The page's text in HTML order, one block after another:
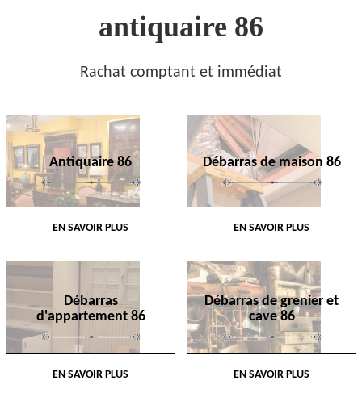
antiquaire 86
Rachat comptant et immédiat
Antiquaire 86
EN SAVOIR PLUS
Débarras de maison 86
EN SAVOIR PLUS
Débarras
d'appartement 86
EN SAVOIR PLUS
Débarras de grenier et
cave 86
EN SAVOIR PLUS